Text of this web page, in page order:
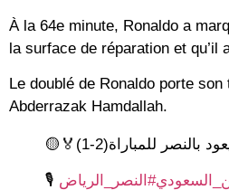
À la 64e minute, Ronaldo a
la surface de réparation et qu’il
Le doublé de Ronaldo porte
Abderrazak Hamdallah.
#النصر_الرياض